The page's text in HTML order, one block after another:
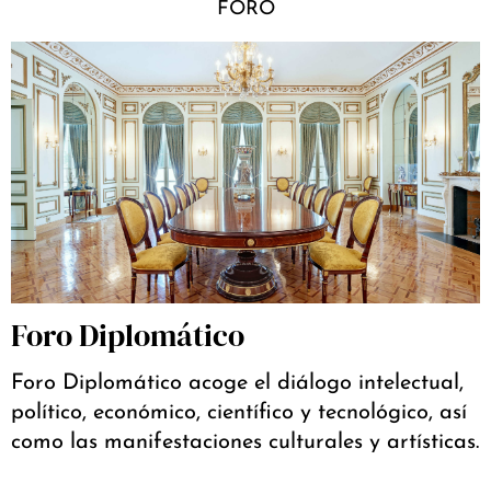
FORO
Foro Diplomático
Foro Diplomático acoge el diálogo intelectual,
político, económico, científico y tecnológico, así
como las manifestaciones culturales y artísticas.